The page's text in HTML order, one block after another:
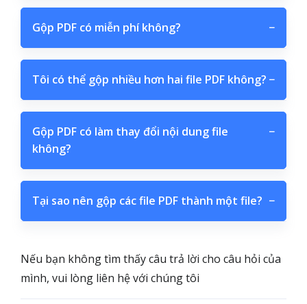
Gộp PDF có miễn phí không? −
Tôi có thể gộp nhiều hơn hai file PDF không? −
Gộp PDF có làm thay đổi nội dung file
không?
−
Tại sao nên gộp các file PDF thành một file? −
Nếu bạn không tìm thấy câu trả lời cho câu hỏi của
mình, vui lòng liên hệ với chúng tôi